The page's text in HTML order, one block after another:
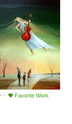
· Favorite Work